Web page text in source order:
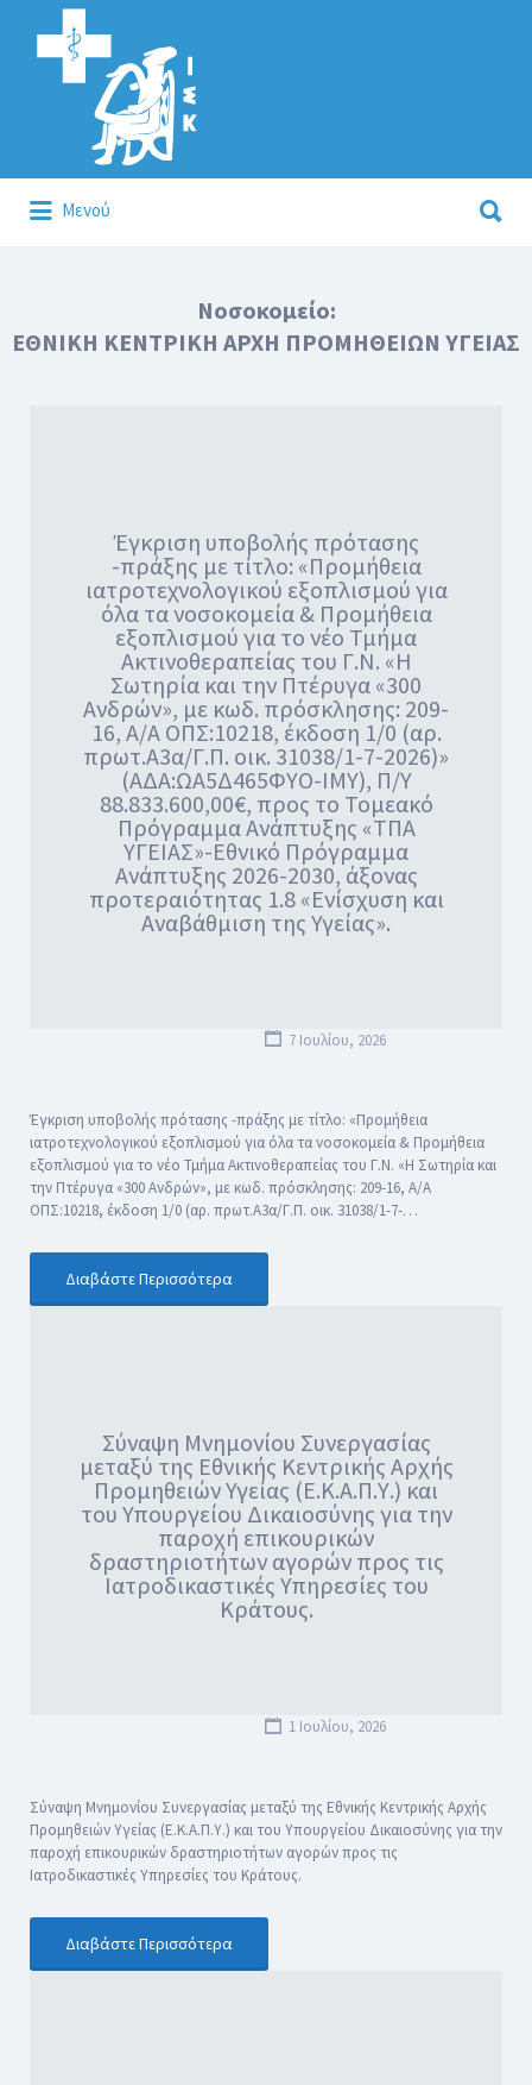
Αναζήτηση
για:
Μενού
για:
Νοσοκομείο:
ΕΘΝΙΚΗ ΚΕΝΤΡΙΚΗ ΑΡΧΗ ΠΡΟΜΗΘΕΙΩΝ ΥΓΕΙΑΣ
Έγκριση υποβολής πρότασης
-πράξης με τίτλο: «Προμήθεια
ιατροτεχνολογικού εξοπλισμού για
όλα τα νοσοκομεία & Προμήθεια
εξοπλισμού για το νέο Τμήμα
Ακτινοθεραπείας του Γ.Ν. «Η
Σωτηρία και την Πτέρυγα «300
Ανδρών», με κωδ. πρόσκλησης: 209-
16, Α/Α ΟΠΣ:10218, έκδοση 1/0 (αρ.
πρωτ.Α3α/Γ.Π. οικ. 31038/1-7-2026)»
(ΑΔΑ:ΩΑ5Δ465ΦΥΟ-ΙΜΥ), Π/Υ
88.833.600,00€, προς το Τομεακό
Πρόγραμμα Ανάπτυξης «ΤΠΑ
ΥΓΕΙΑΣ»-Εθνικό Πρόγραμμα
Ανάπτυξης 2026-2030, άξονας
προτεραιότητας 1.8 «Ενίσχυση και
Αναβάθμιση της Υγείας».
7 Ιουλίου, 2026
Έγκριση υποβολής πρότασης -πράξης με τίτλο: «Προμήθεια
ιατροτεχνολογικού εξοπλισμού για όλα τα νοσοκομεία & Προμήθεια
εξοπλισμού για το νέο Τμήμα Ακτινοθεραπείας του Γ.Ν. «Η Σωτηρία και
την Πτέρυγα «300 Ανδρών», με κωδ. πρόσκλησης: 209-16, Α/Α
ΟΠΣ:10218, έκδοση 1/0 (αρ. πρωτ.Α3α/Γ.Π. οικ. 31038/1-7-…
Διαβάστε Περισσότερα
Σύναψη Μνημονίου Συνεργασίας
μεταξύ της Εθνικής Κεντρικής Αρχής
Προμηθειών Υγείας (Ε.Κ.Α.Π.Υ.) και
του Υπουργείου Δικαιοσύνης για την
παροχή επικουρικών
δραστηριοτήτων αγορών προς τις
Ιατροδικαστικές Υπηρεσίες του
Κράτους.
1 Ιουλίου, 2026
Σύναψη Μνημονίου Συνεργασίας μεταξύ της Εθνικής Κεντρικής Αρχής
Προμηθειών Υγείας (Ε.Κ.Α.Π.Υ.) και του Υπουργείου Δικαιοσύνης για την
παροχή επικουρικών δραστηριοτήτων αγορών προς τις
Ιατροδικαστικές Υπηρεσίες του Κράτους.
Διαβάστε Περισσότερα